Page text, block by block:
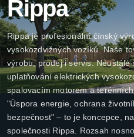
Rippa
Rippa je profesionální čínský
vysokozdvižných vozíků. Naše
výrobu, prodej i servis.
uplatňování elektrických
spalovacím motorem a
"Úspora energie, ochrana
bezpečnost" – to je koncepce,
společnosti Rippa. Rozsah